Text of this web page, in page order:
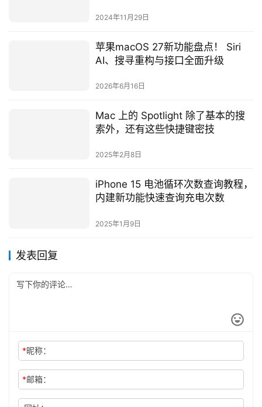
2024年11月29日
苹果macOS 27新功能盘点！ Siri
AI、搜寻重构与接口全面升级
2026年6月16日
Mac 上的 Spotlight 除了基本的搜
索外，还有这些快捷键密技
2025年2月8日
iPhone 15 电池循环次数查询教程，
内建新功能快速查询充电次数
2025年1月9日
发表回复
*昵称：
*邮箱：